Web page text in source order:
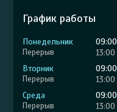
График работы
Понедельник 09:00
13:00
Вторник
09:00
13:00
Среда
09:00
13:00